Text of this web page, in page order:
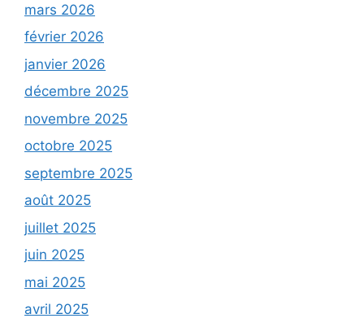
mars 2026
février 2026
janvier 2026
décembre 2025
novembre 2025
octobre 2025
septembre 2025
août 2025
juillet 2025
juin 2025
mai 2025
avril 2025